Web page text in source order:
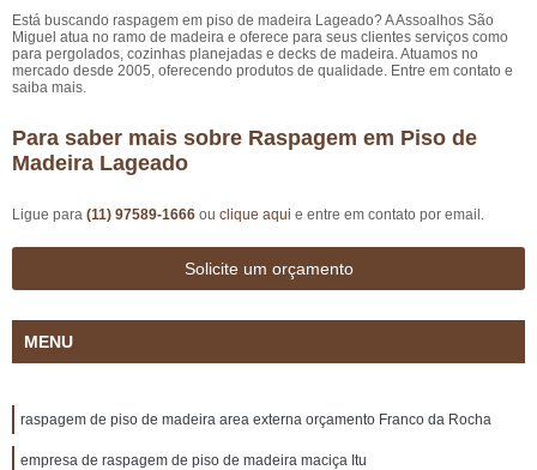
Está buscando raspagem em piso de madeira Lageado? A Assoalhos São
Miguel atua no ramo de madeira e oferece para seus clientes serviços como
para pergolados, cozinhas planejadas e decks de madeira. Atuamos no
mercado desde 2005, oferecendo produtos de qualidade. Entre em contato e
saiba mais.
Para saber mais sobre Raspagem em Piso de
Madeira Lageado
Ligue para (11) 97589-1666 ou clique aqui e entre em contato por email.
Solicite um orçamento
MENU
raspagem de piso de madeira area externa orçamento Franco da Rocha
empresa de raspagem de piso de madeira maciça Itu